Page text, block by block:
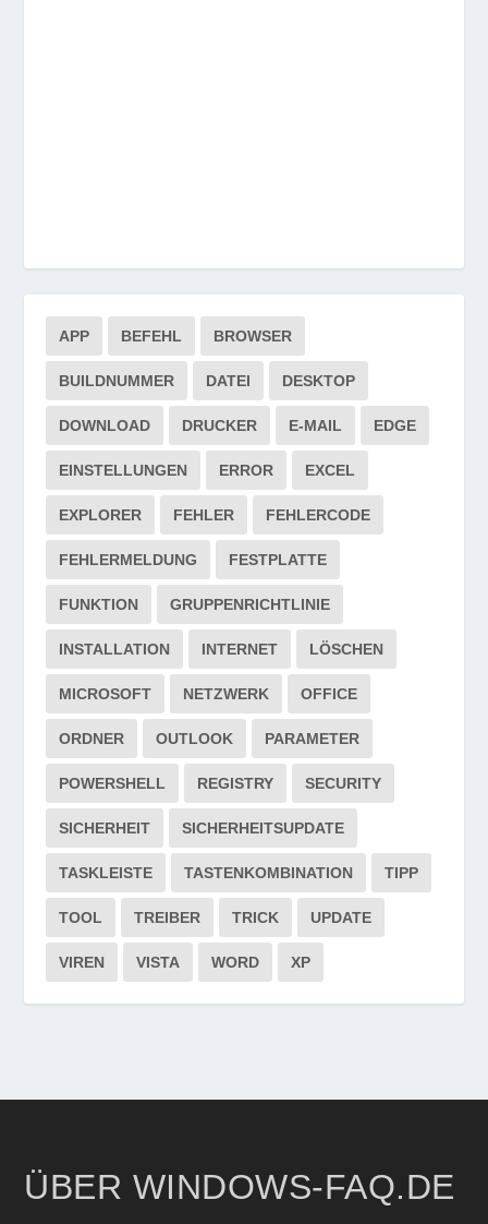
APP BEFEHL BROWSER
BUILDNUMMER DATEI DESKTOP
DOWNLOAD DRUCKER E-MAIL EDGE
EINSTELLUNGEN ERROR EXCEL
EXPLORER FEHLER FEHLERCODE
FEHLERMELDUNG FESTPLATTE
FUNKTION GRUPPENRICHTLINIE
INSTALLATION INTERNET LÖSCHEN
MICROSOFT NETZWERK OFFICE
ORDNER OUTLOOK PARAMETER
POWERSHELL REGISTRY SECURITY
SICHERHEIT SICHERHEITSUPDATE
TASKLEISTE TASTENKOMBINATION TIPP
TOOL TREIBER TRICK UPDATE
VIREN VISTA WORD XP
ÜBER WINDOWS-FAQ.DE